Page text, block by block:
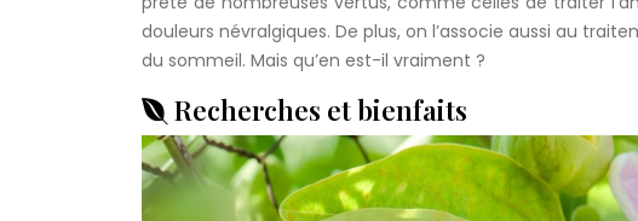
douleurs névralgiques. De plus, on l’associe aussi au
du sommeil. Mais qu’en est-il vraiment ?
Recherches et bienfaits